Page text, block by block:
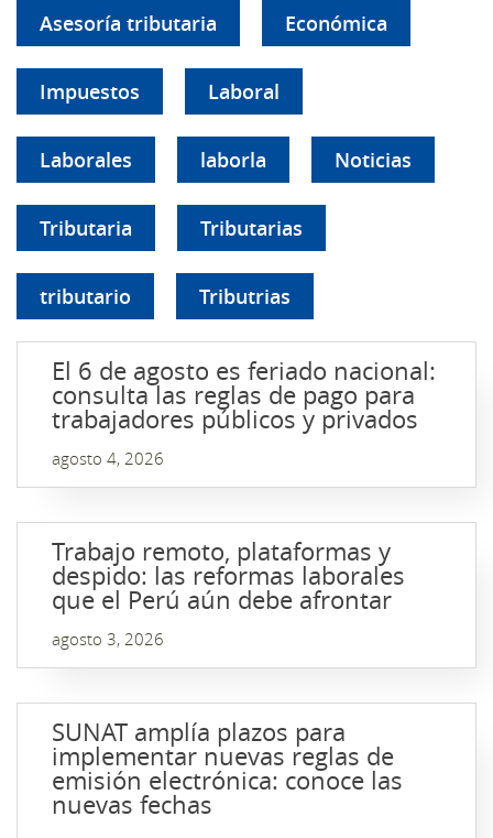
Asesoría tributaria Económica
Impuestos Laboral
Laborales laborla Noticias
Tributaria Tributarias
tributario Tributrias
El 6 de agosto es feriado nacional:
consulta las reglas de pago para
trabajadores públicos y privados
agosto 4, 2026
Trabajo remoto, plataformas y
despido: las reformas laborales
que el Perú aún debe afrontar
agosto 3, 2026
SUNAT amplía plazos para
implementar nuevas reglas de
emisión electrónica: conoce las
nuevas fechas